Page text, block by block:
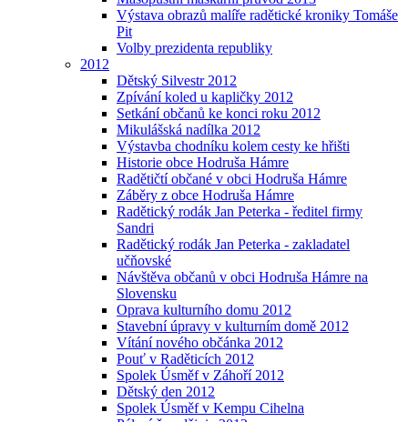
Výstava obrazů malíře radětické kroniky Tomáše
Pit
Volby prezidenta republiky
2012
Dětský Silvestr 2012
Zpívání koled u kapličky 2012
Setkání občanů ke konci roku 2012
Mikulášská nadílka 2012
Výstavba chodníku kolem cesty ke hřišti
Historie obce Hodruša Hámre
Radětičtí občané v obci Hodruša Hámre
Záběry z obce Hodruša Hámre
Radětický rodák Jan Peterka - ředitel firmy
Sandri
Radětický rodák Jan Peterka - zakladatel
učňovské
Návštěva občanů v obci Hodruša Hámre na
Slovensku
Oprava kulturního domu 2012
Stavební úpravy v kulturním domě 2012
Vítání nového občánka 2012
Pouť v Raděticích 2012
Spolek Úsměf v Záhoří 2012
Dětský den 2012
Spolek Úsměf v Kempu Cihelna